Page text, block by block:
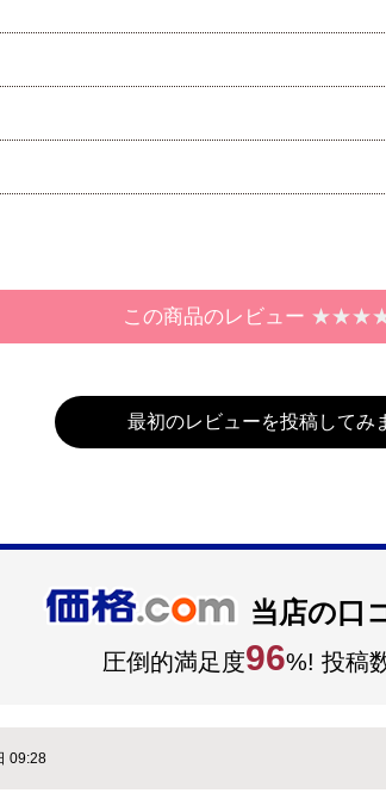
この商品のレビュー
最初のレビューを投稿してみ
当店の口
圧倒的満足度96%! 投稿
09:28